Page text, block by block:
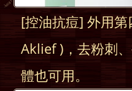
[控油抗痘] 外用
Aklief )，去粉刺
體也可用。